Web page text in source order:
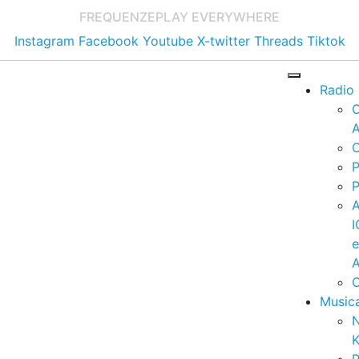
FREQUENZEPLAY EVERYWHERE
Instagram Facebook Youtube X-twitter Threads Tiktok
Radio
e